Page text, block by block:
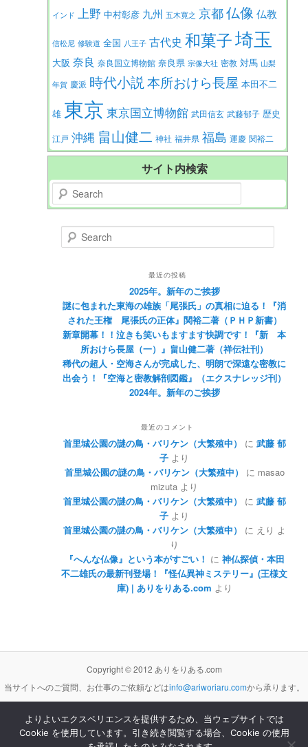
インド 上野 中村彰彦 九州 五木寛之 京都仏像 仏教
信松尼 修験道 全国 八王子 古代史 和菓子埼玉
大阪 奈良 奈良国立博物館 奈良県 宗像大社 密教 対馬 山梨
年賀 慶派 時代小説本所おけら長屋 本田不二
雄 東京 東京国立博物館 武田信玄 武藤郁子 歴史
江戸 沖縄 畠山健二 神社 福井県 福島 運慶 関裕二
サイト内検索
Search
Search
最近の投稿
2025年。新年のご挨拶
謎に包まれた東海の雄族「尾張氏」の真相に迫る！『消
された王権 尾張氏の正体』関裕二著（ＰＨＰ新書）
新章開幕！！泣きも笑いもますます快調です！『新 本
所おけら長屋（一）』畠山健二著（祥伝社刊）
稀代の超人・空海さんが完成した、明朗で深遠な密教に
出会う！『空海と密教解剖図鑑』（エクスナレッジ刊）
2024年。新年のご挨拶
最近のコメント
首里城公園の謎の鳥・バリケン（大繁殖中） に 武藤 郁
子 より
首里城公園の謎の鳥・バリケン（大繁殖中）
に masao
mizuta より
首里城公園の謎の鳥・バリケン（大繁殖中）
に 武藤 郁
子 より
首里城公園の謎の鳥・バリケン（大繁殖中）
に えり よ
り
『へんな仏像』という本がすごい！ に 神仏探偵・本田
不二雄氏の最新刊登場！『怪仏異神ミステリー』(王様文
庫) | ありをりある.com より
Copyright © 2012 ありをりある.com
当サイトへのご質問、お仕事のご依頼などはinfo@ariworiaru.comから承ります。
本サイトの記事・内容は クリエイティブ・コモンズ 表示 - 非営利 - 改変禁止 3.0 非移植 ライセンス
の下に提供します。
よりよいエクスペリエンスを提供するため、当ウェブサイトでは
Cookie を使用しています。引き続き閲覧する場合、Cookie の使用